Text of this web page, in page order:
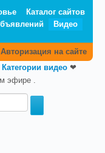
Каталог сайтов
Видео
Авторизация на сайте
Категории видео ❤
эфире .